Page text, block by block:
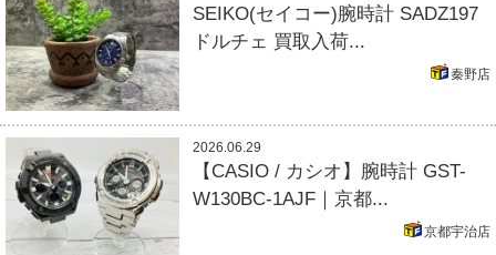
SEIKO(セイコー)腕時計 SADZ197
ドルチェ 買取入荷...
秦野店
2026.06.29
【CASIO / カシオ】腕時計 GST-
W130BC-1AJF｜京都...
京都宇治店